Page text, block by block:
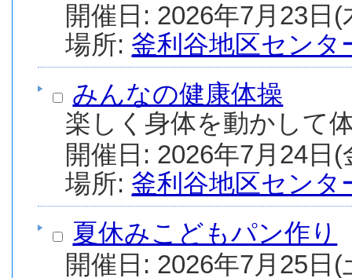
場所: 釜利谷地区センタ
みんなの健康体操
楽しく身体を動かして
場所: 釜利谷地区センタ
夏休みこどもパン作り